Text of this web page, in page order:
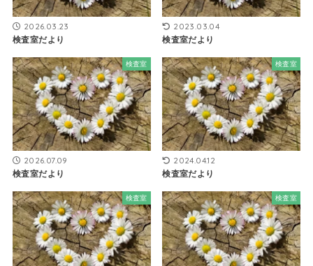
2026.03.23
検査室だより
2023.03.04
検査室だより
検査室
2026.07.09
検査室だより
検査室
2024.04.12
検査室だより
検査室 検査室